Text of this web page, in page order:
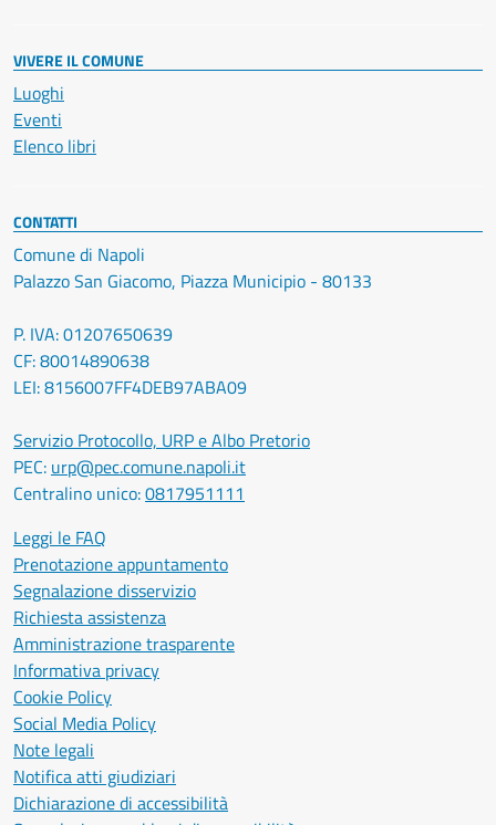
VIVERE IL COMUNE
Luoghi
Eventi
Elenco libri
CONTATTI
Comune di Napoli
Palazzo San Giacomo, Piazza Municipio - 80133
P. IVA: 01207650639
CF: 80014890638
LEI: 8156007FF4DEB97ABA09
Servizio Protocollo, URP e Albo Pretorio
PEC: urp@pec.comune.napoli.it
Centralino unico:0817951111
Leggi le FAQ
Prenotazione appuntamento
Segnalazione disservizio
Richiesta assistenza
Amministrazione trasparente
Informativa privacy
Cookie Policy
Social Media Policy
Note legali
Notifica atti giudiziari
Dichiarazione di accessibilità